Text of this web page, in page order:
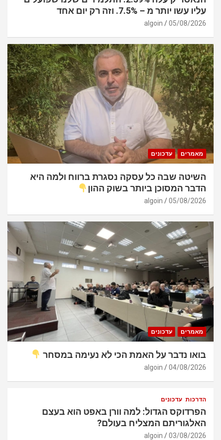
עליו עשו יותר מ – 7.5%. וזה רק יום אחד
05/08/2026
algoin
מאמרים עדכונים
השיטה שבה כל עסקה נסגרת ברווח ולמה היא
הדבר המסוכן ביותר בשוק ההון
05/08/2026
algoin
מאמרים עדכונים
בואו נדבר על האמת הכי לא נעימה במסחר
04/08/2026
algoin
הדרכות עדכונים
הפרדוקס הגדול: למה וורן באפט הוא בעצם
האלגוריתם המצליח בעולם?
03/08/2026
algoin